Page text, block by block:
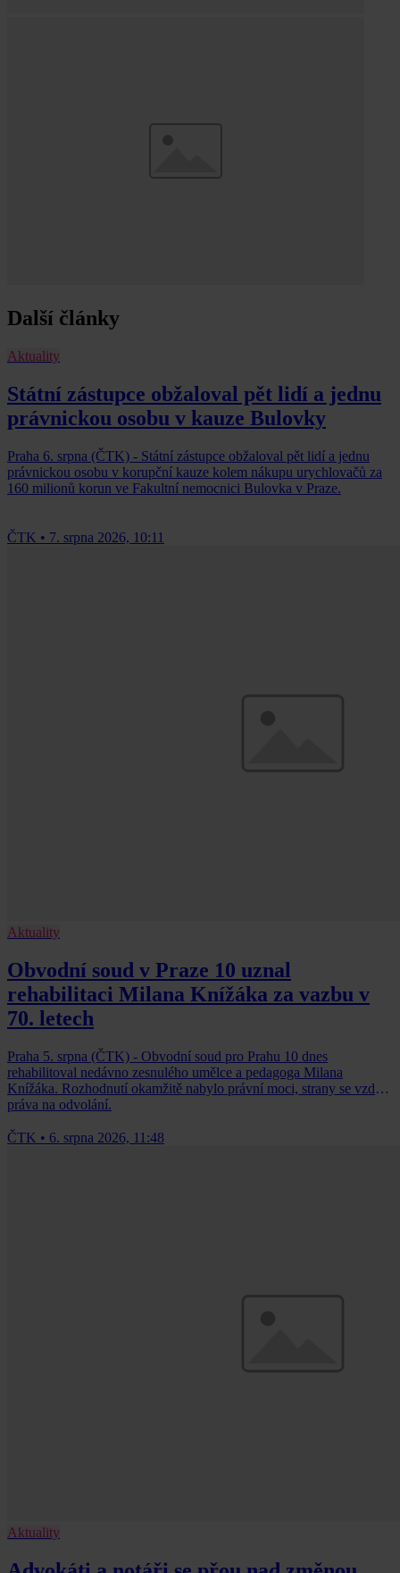
Další články
Aktuality
Státní zástupce obžaloval pět lidí a jednu
právnickou osobu v kauze Bulovky
Praha 6. srpna (ČTK) - Státní zástupce obžaloval pět lidí a jednu
právnickou osobu v korupční kauze kolem nákupu urychlovačů za
160 milionů korun ve Fakultní nemocnici Bulovka v Praze.
ČTK • 7. srpna 2026, 10:11
Aktuality
Obvodní soud v Praze 10 uznal
rehabilitaci Milana Knížáka za vazbu v
70. letech
Praha 5. srpna (ČTK) - Obvodní soud pro Prahu 10 dnes
rehabilitoval nedávno zesnulého umělce a pedagoga Milana
Knížáka. Rozhodnutí okamžitě nabylo právní moci, strany se vzdaly
práva na odvolání.
ČTK • 6. srpna 2026, 11:48
Aktuality